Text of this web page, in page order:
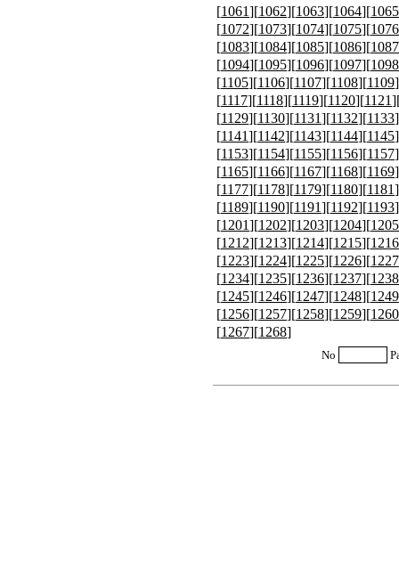
[1061][1062][1063][1064][1065
[1072][1073][1074][1075][1076
[1083][1084][1085][1086][1087
[1094][1095][1096][1097][1098
[1105][1106][1107][1108][1109
[1117][1118][1119][1120][1121
[1129][1130][1131][1132][1133
[1141][1142][1143][1144][1145
[1153][1154][1155][1156][1157
[1165][1166][1167][1168][1169
[1177][1178][1179][1180][1181
[1189][1190][1191][1192][1193
[1201][1202][1203][1204][1205
[1212][1213][1214][1215][1216
[1223][1224][1225][1226][1227
[1234][1235][1236][1237][1238
[1245][1246][1247][1248][1249
[1256][1257][1258][1259][1260
[1267][1268]
No